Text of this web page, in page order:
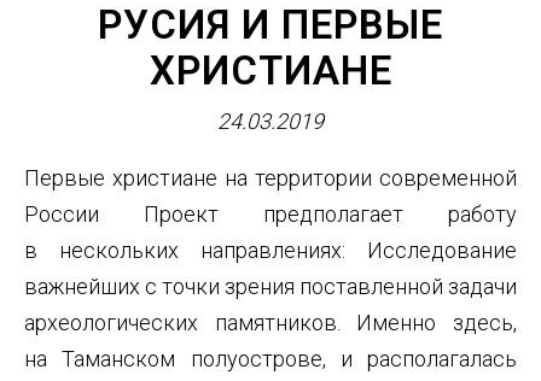
РУСИЯ И ПЕРВЫЕ
ХРИСТИАНЕ
24.03.2019
Первые христиане на территории современной
России Проект предполагает работу
в нескольких направлениях: Исследование
важнейших с точки зрения поставленной задачи
археологических памятников. Именно здесь,
на Таманском полуострове, и располагалась